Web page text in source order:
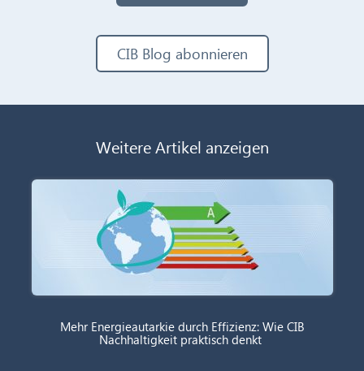
CIB Blog abonnieren
Weitere Artikel anzeigen
Mehr Energieautarkie durch Effizienz: Wie CIB
Nachhaltigkeit praktisch denkt